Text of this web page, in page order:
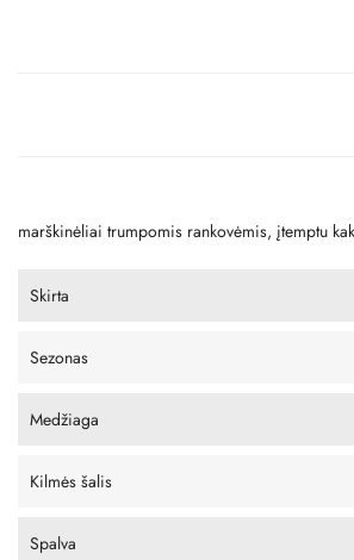
marškinėliai trumpomis rankovėmis, įtemptu
Skirta
Sezonas
Medžiaga
Kilmės šalis
Spalva